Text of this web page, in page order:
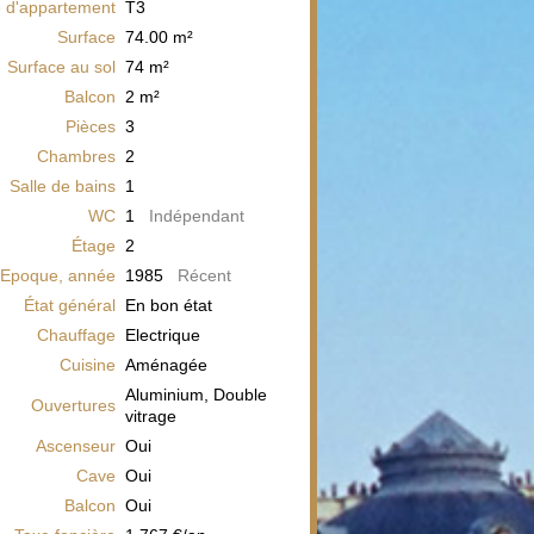
d'appartement T3
Surface 74.00 m²
Surface au sol 74 m²
Balcon
2 m²
Pièces 3
Chambres 2
Salle de bains 1
WC 1 Indépendant
Étage
2
Epoque, année
1985 Récent
État général En bon état
Chauffage
Electrique
Cuisine Aménagée
Ouvertures
Aluminium, Double
vitrage
Ascenseur Oui
Cave Oui
Balcon Oui